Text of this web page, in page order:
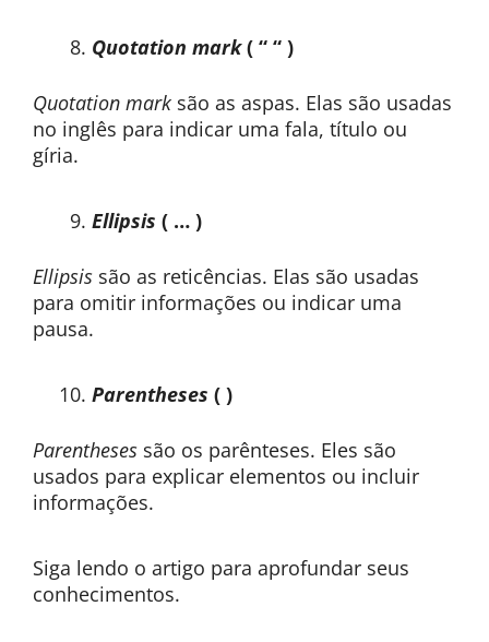
Quotation mark( “ “ )
Quotation mark são as aspas. Elas são usadas
no inglês para indicar uma fala, título ou
gíria.
Ellipsis ( … )
Ellipsis são as reticências. Elas são usadas
para omitir informações ou indicar uma
pausa.
Parentheses ( )
Parentheses são os parênteses. Eles são
usados para explicar elementos ou incluir
informações.
Siga lendo o artigo para aprofundar seus
conhecimentos.